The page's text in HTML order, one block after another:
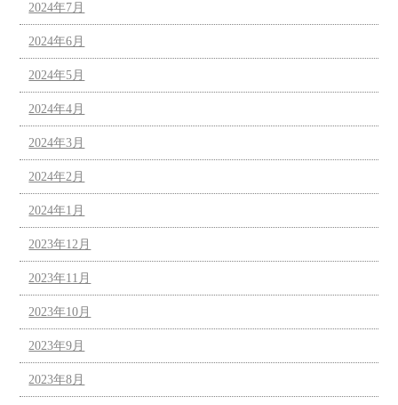
2024年7月
2024年6月
2024年5月
2024年4月
2024年3月
2024年2月
2024年1月
2023年12月
2023年11月
2023年10月
2023年9月
2023年8月